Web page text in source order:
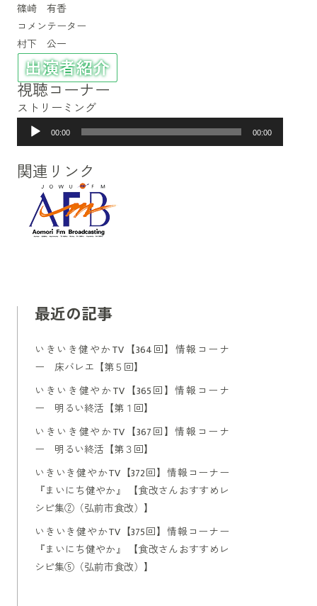
篠崎 有香
コメンテーター
村下 公一
視聴コーナー
ストリーミング
声
プ
レ
00:00 00:00
関連リンク
最近の記事
いきいき健やかTV【364回】情報コーナ
ー 床バレエ【第５回】
いきいき健やかTV【365回】情報コーナ
ー 明るい終活【第１回】
いきいき健やかTV【367回】情報コーナ
ー 明るい終活【第３回】
いきいき健やかTV【372回】情報コーナー
『まいにち健やか』 【食改さんおすすめレ
シピ集②（弘前市食改）】
いきいき健やかTV【375回】情報コーナー
『まいにち健やか』 【食改さんおすすめレ
シピ集⑤（弘前市食改）】